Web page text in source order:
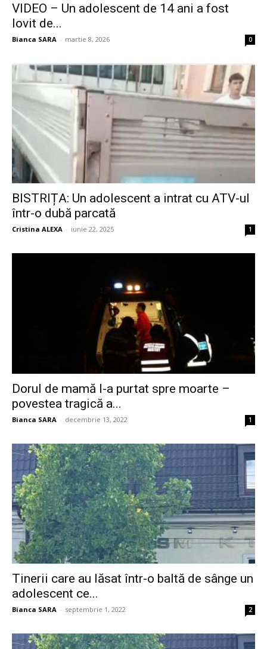
VIDEO – Un adolescent de 14 ani a fost
lovit de...
Bianca SARA - martie 8, 2026 0
BISTRIȚA: Un adolescent a intrat cu ATV-ul
într-o dubă parcată
Cristina ALEXA - iunie 22, 2025 1
Dorul de mamă l-a purtat spre moarte –
povestea tragică a...
Bianca SARA - decembrie 13, 2022 1
Tinerii care au lăsat într-o baltă de sânge un
adolescent ce...
Bianca SARA - septembrie 1, 2022 2